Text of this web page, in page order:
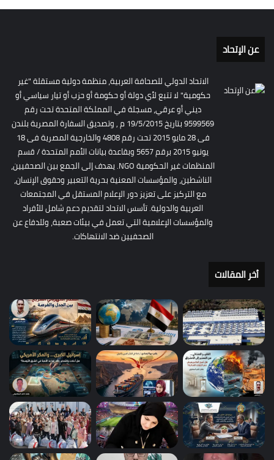
عن الإتحاد
الاتحاد الدولي للصحافة العربية، منظمة دولية مستقلة "غير
حكومية" لا تتبع لأي دولة أو حكومة أو حزب أو تيار سياسي أو
ديني أو عرقي، مسجلة في المملكة المتحدة تحت رقم
9599569 بتاريخ 19/5/2015 م , وتصديق السفارة المصرية بلندن
فى 28 مايو 2015 تحت رقم 4808 والخارجية المصرية فى 18
يونيو 2015 برقم 5657 وبقاعدة بيانات الأمم المتحدة / قسم
المنظمات غير الحكومية NGO. يهدف إلى الجمع بين الصحفيين،
الناشطين، والمؤسسات المعنية بحرية التعبير وحقوق الإنسان،
مع التركيز على تعزيز دور الإعلام المستقل في المجتمعات
العربية والدولية. تأسس الاتحاد لتقديم دعم شامل للأفراد
والمؤسسات الإعلامية التي تعمل في بيئات صعبة، وللدفاع عن
الصحفيين ضد الانتهاكات.
أخر المقالات